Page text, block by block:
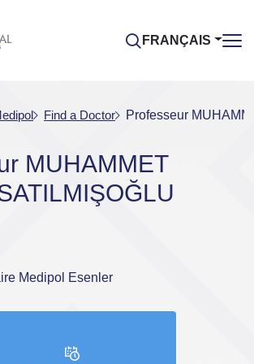
FRANÇAIS
Find a Doctor Professeur
MUHAMMET
Medipol Esenler